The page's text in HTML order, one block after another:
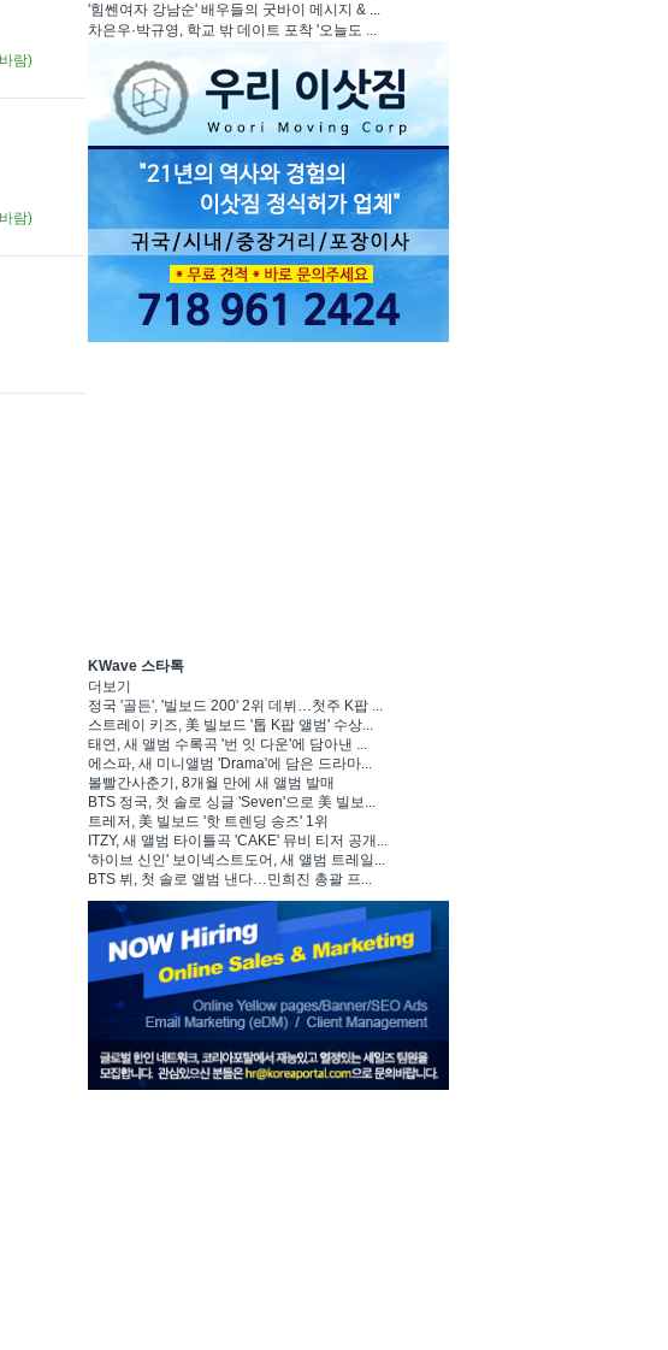
람)
람)
'힘쎈여자 강남순' 배우들의 굿바이 메시지 & ...
차은우·박규영, 학교 밖 데이트 포착 '오늘도 ...
KWave 스타톡
더보기
정국 '골든', '빌보드 200' 2위 데뷔…첫주 K팝 ...
스트레이 키즈, 美 빌보드 '톱 K팝 앨범' 수상...
태연, 새 앨범 수록곡 '번 잇 다운'에 담아낸 ...
에스파, 새 미니앨범 'Drama'에 담은 드라마...
볼빨간사춘기, 8개월 만에 새 앨범 발매
BTS 정국, 첫 솔로 싱글 'Seven'으로 美 빌보...
트레저, 美 빌보드 '핫 트렌딩 송즈' 1위
ITZY, 새 앨범 타이틀곡 'CAKE' 뮤비 티저 공개...
'하이브 신인' 보이넥스트도어, 새 앨범 트레일...
BTS 뷔, 첫 솔로 앨범 낸다…민희진 총괄 프...